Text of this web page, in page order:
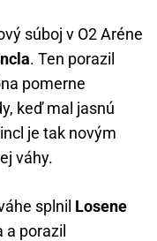
súboj v O2 Aréne
. Ten porazil
pomerne
keď mal jasnú
je tak novým
váhy.
splnil Losene
porazil